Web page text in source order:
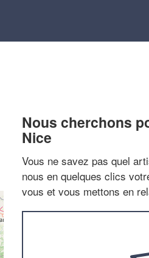
Nous cherchons
Nice
Vous ne savez pas quel
nous en quelques clics
vous et vous mettons en